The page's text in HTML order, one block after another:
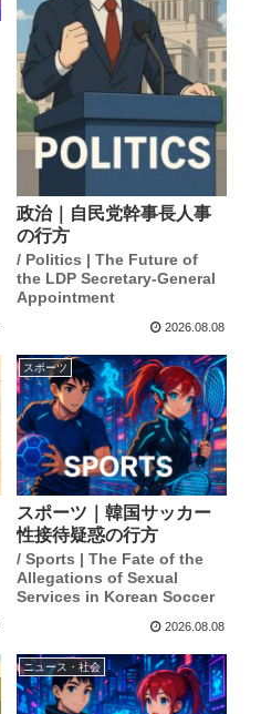
政治｜自民党幹事長人事
の行方
/ Politics | The Future of
the LDP Secretary-General
Appointment
2026.08.08
スポーツ
スポーツ｜韓国サッカー
性接待疑惑の行方
/ Sports | The Fate of the
Allegations of Sexual
Services in Korean Soccer
2026.08.08
ニュース・社会